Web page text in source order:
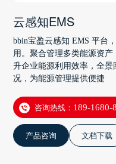
云感知EMS
bbin宝盈云感知 EMS 平台
用。聚合管理多类能源资
升企业能源利用效率，全
况，为能源管理提供便捷
咨询热线： 189-1680-
产品咨询 文档下载